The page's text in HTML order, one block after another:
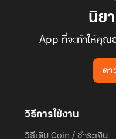
นิย
App ที่จะทำให้คุณ
ดา
วิธีการใช้งาน
วิธีเติม Coin / ชำระเงิน